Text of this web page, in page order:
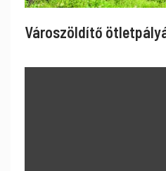
Városzöldítő